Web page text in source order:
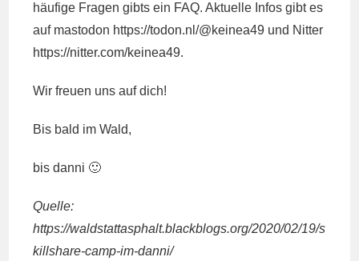
häufige Fragen gibts ein FAQ. Aktuelle Infos gibt es
auf mastodon https://todon.nl/@keinea49 und Nitter
https://nitter.com/keinea49.
Wir freuen uns auf dich!
Bis bald im Wald,
bis danni 🙂
Quelle:
https://waldstattasphalt.blackblogs.org/2020/02/19/s
killshare-camp-im-danni/